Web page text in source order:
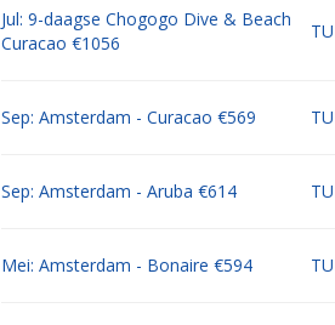
Jul: 9-daagse Chogogo Dive & Beach
Curacao €1056
Sep: Amsterdam - Curacao €569
Sep: Amsterdam - Aruba €614
Mei: Amsterdam - Bonaire €594